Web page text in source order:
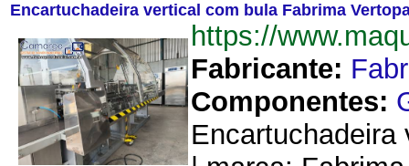
Encartuchadeira vertical com bula Fabrima
https://
Fabricante:
Componentes: